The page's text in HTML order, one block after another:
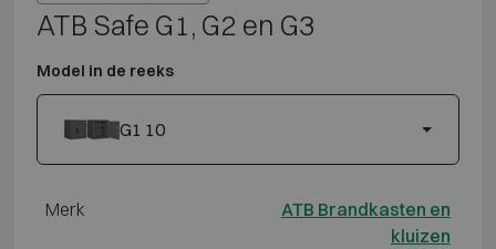
ATB Safe G1, G2 en G3
Model in de reeks
G1 10
Merk
ATB Brandkasten en
kluizen